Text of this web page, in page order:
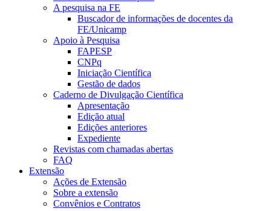
A pesquisa na FE
Buscador de informações de docentes da
FE/Unicamp
Apoio à Pesquisa
FAPESP
CNPq
Iniciação Científica
Gestão de dados
Caderno de Divulgação Científica
Apresentação
Edição atual
Edições anteriores
Expediente
Revistas com chamadas abertas
FAQ
Extensão
Ações de Extensão
Sobre a extensão
Convênios e Contratos